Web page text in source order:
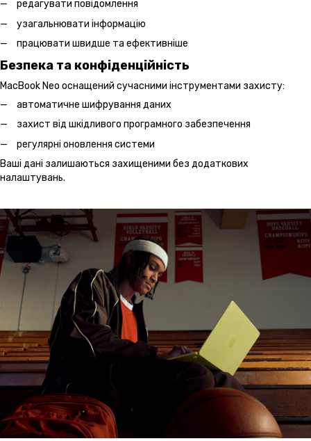
редагувати повідомлення
узагальнювати інформацію
працювати швидше та ефективніше
Безпека та конфіденційність
MacBook Neo оснащений сучасними інструментами захисту:
автоматичне шифрування даних
захист від шкідливого програмного забезпечення
регулярні оновлення системи
Ваші дані залишаються захищеними без додаткових
налаштувань.